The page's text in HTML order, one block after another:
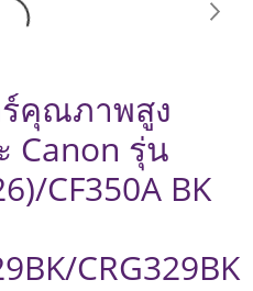
ร์คุณภาพสูง
Canon รุ่น
CF350A BK
CRG329BK